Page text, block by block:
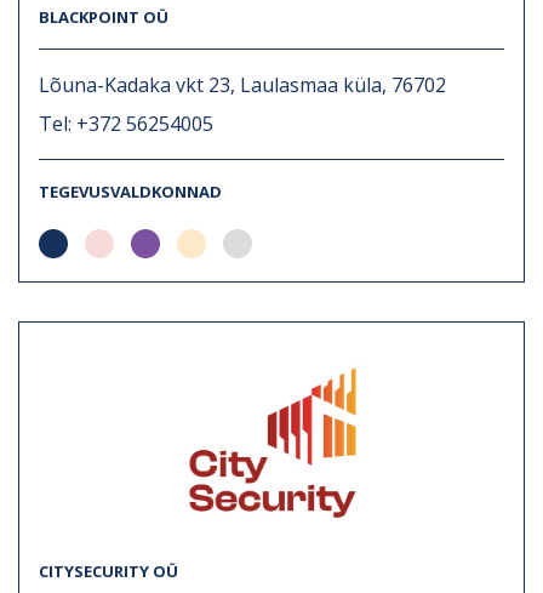
BLACKPOINT OÜ
Lõuna-Kadaka vkt 23, Laulasmaa küla, 76702
Tel: +372 56254005
TEGEVUSVALDKONNAD
CITYSECURITY OÜ